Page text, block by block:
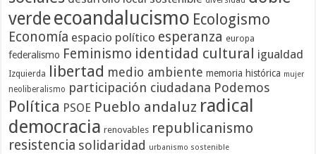
verdeecoandalucismo Ecologismo
Economía espacio político esperanza europa
federalismo Feminismo identidad cultural igualdad
Izquierda libertad medio ambiente memoria histórica mujer
neoliberalismo participación ciudadana Podemos
Política PSOE Pueblo andaluz radical
democracia renovables republicanismo
resistencia solidaridad urbanismo sostenible